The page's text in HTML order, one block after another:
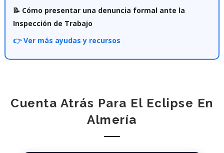
📝 Cómo presentar una denuncia formal ante la
Inspección de Trabajo
👉 Ver más ayudas y recursos
Cuenta Atrás Para El Eclipse En
Almería